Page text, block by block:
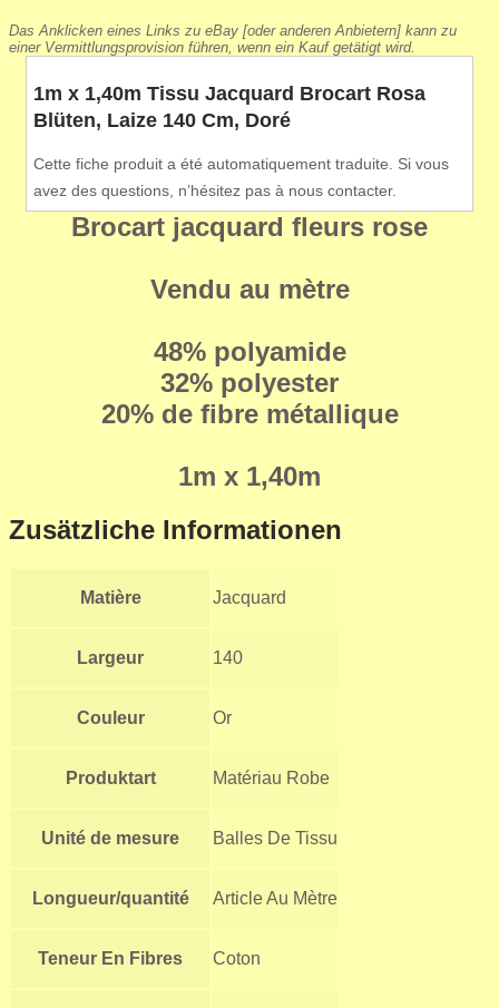
Das Anklicken eines Links zu eBay [oder anderen Anbietern] kann zu
einer Vermittlungsprovision führen, wenn ein Kauf getätigt wird.
1m x 1,40m Tissu Jacquard Brocart Rosa
Blüten, Laize 140 Cm, Doré
Cette fiche produit a été automatiquement traduite. Si vous
avez des questions, n’hésitez pas à nous contacter.
Brocart jacquard fleurs rose
Vendu au mètre
48% polyamide
32% polyester
20% de fibre métallique
1m x 1,40m
Zusätzliche Informationen
Matière Jacquard
Largeur 140
Couleur Or
Produktart Matériau Robe
Unité de mesure Balles De Tissu
Longueur/quantité Article Au Mètre
Teneur En Fibres Coton